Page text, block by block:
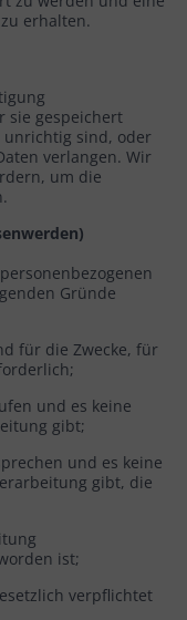
erhalten.
sie gespeichert
sind, oder
verlangen. Wir
um die
Gründe
für die Zwecke, für
und es keine
gibt;
und es keine
gibt, die
ist;
verpflichtet